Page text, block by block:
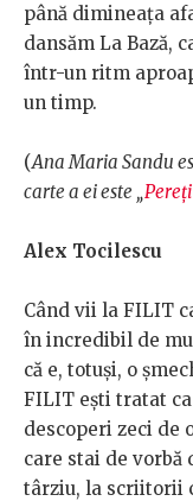
până dimineața
dansăm La Bază,
într-un ritm
un timp.
(Ana Maria Sandu
carte a ei este „
Alex Tocilescu
Când vii la FILIT
în incredibil de
că e, totuși, o
FILIT ești tratat
descoperi zeci de
care stai de vorbă
târziu, la scriitorii